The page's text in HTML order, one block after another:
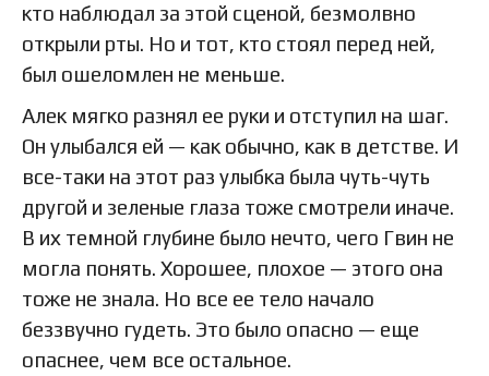
кто наблюдал за этой сценой, безмолвно
открыли рты. Но и тот, кто стоял перед ней,
был ошеломлен не меньше.
Алек мягко разнял ее руки и отступил на шаг.
Он улыбался ей — как обычно, как в детстве. И
все-таки на этот раз улыбка была чуть-чуть
другой и зеленые глаза тоже смотрели иначе.
В их темной глубине было нечто, чего Гвин не
могла понять. Хорошее, плохое — этого она
тоже не знала. Но все ее тело начало
беззвучно гудеть. Это было опасно — еще
опаснее, чем все остальное.